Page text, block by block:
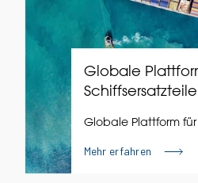
Globale
Schiffsersatzteile
Globale Plattform für
Mehr erfahren